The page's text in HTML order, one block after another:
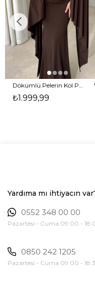
₺1.999,99
Yardıma mı ihtiyacın
0552 348 00 00
Pazartesi - Cuma 09:00 -
0850 242 1205
Pazartesi - Cuma 09:00 -